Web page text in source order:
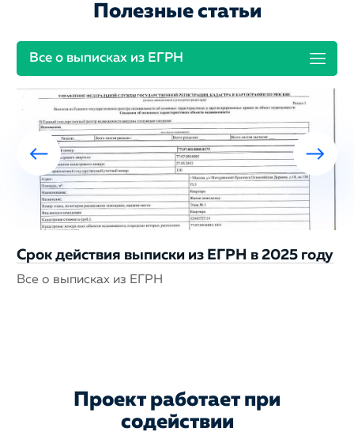
Полезные статьи
Все о выписках из ЕГРН
Срок действия выписки из ЕГРН в 2025 году
Все о выписках из ЕГРН
Проект работает при
содействии